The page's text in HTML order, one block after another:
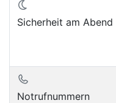
Sicherheit am Abend
Notrufnummern